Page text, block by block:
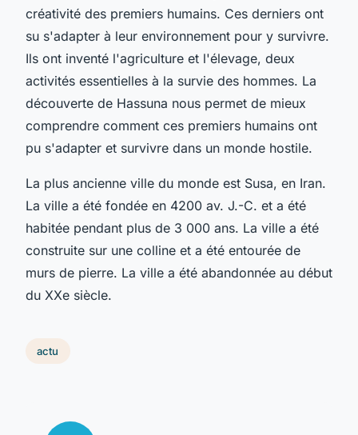
créativité des premiers humains. Ces derniers ont
su s'adapter à leur environnement pour y survivre.
Ils ont inventé l'agriculture et l'élevage, deux
activités essentielles à la survie des hommes. La
découverte de Hassuna nous permet de mieux
comprendre comment ces premiers humains ont
pu s'adapter et survivre dans un monde hostile.
La plus ancienne ville du monde est Susa, en Iran.
La ville a été fondée en 4200 av. J.-C. et a été
habitée pendant plus de 3 000 ans. La ville a été
construite sur une colline et a été entourée de
murs de pierre. La ville a été abandonnée au début
du XXe siècle.
actu